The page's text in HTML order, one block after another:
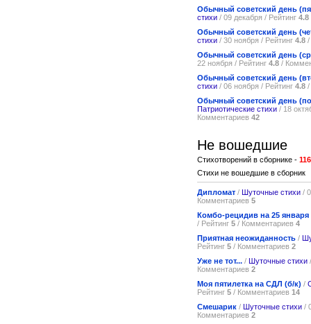
Обычный советский день
стихи / 09 декабря / Рейтинг 4.8
Обычный советский день
стихи / 30 ноября / Рейтинг 4.8 /
Обычный советский день
22 ноября / Рейтинг 4.8 /
Обычный советский день
стихи / 06 ноября / Рейтинг 4.8 /
Обычный советский день
Патриотические стихи / 18
Комментариев 42
Не вошедшие
Стихотворений в сборнике - 116
Стихи не вошедшие в сборник
Дипломат / Шуточные стихи /
Комментариев 5
Комбо-рецидив на 25 января
/ Рейтинг 5 / Комментариев 4
Приятная неожиданность /
Рейтинг 5 / Комментариев 2
Уже не тот... / Шуточные стихи
Комментариев 2
Моя пятилетка на СДЛ (б/к) /
Рейтинг 5 / Комментариев 14
Смешарик / Шуточные стихи /
Комментариев 2